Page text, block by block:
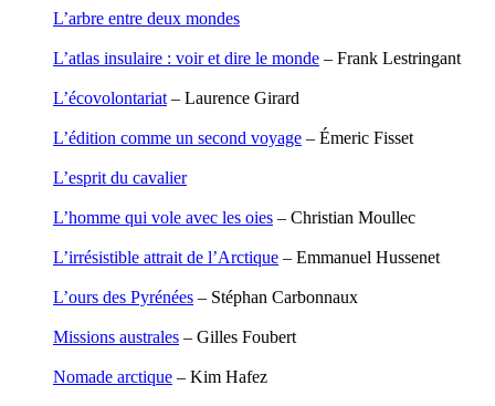
Lamotte Aymeric de
Lanouguère-Bruneau Virginie
Lautier-Gaud Jean
Leblanc Léopoldine
Lebrun Alain
Lelièvre Olivier
Lemonnier Philippe
Lodoidamba Chadraabalyn
Loquet Denis
Luzzatto-Béjanin Béatrice
L’arbre entre deux mondes
L’atlas insulaire : voir et dire le monde – Frank Lestringant
L’écovolontariat – Laurence Girard
L’édition comme un second voyage – Émeric Fisset
L’esprit du cavalier
L’homme qui vole avec les oies – Christian Moullec
L’irrésistible attrait de l’Arctique – Emmanuel Hussenet
L’ours des Pyrénées – Stéphan Carbonnaux
Missions australes – Gilles Foubert
Nomade arctique – Kim Hafez